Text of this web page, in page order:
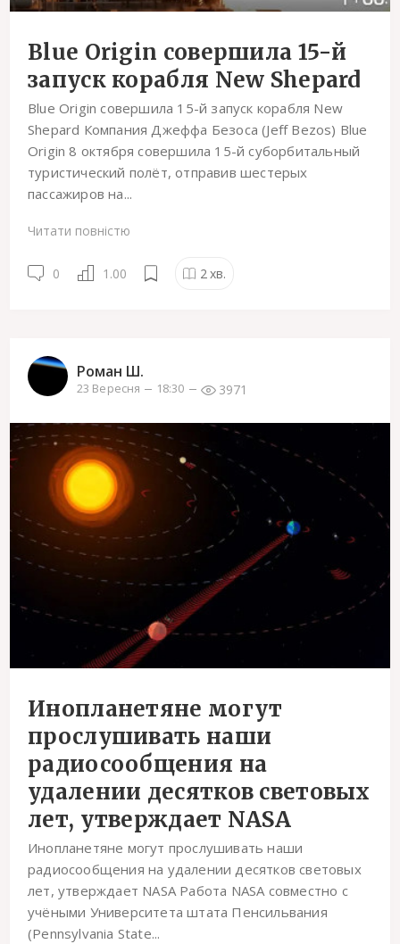
Blue Origin совершила 15-й
запуск корабля New Shepard
Blue Origin совершила 15-й запуск корабля New
Shepard Компания Джеффа Безоса (Jeff Bezos) Blue
Origin 8 октября совершила 15-й суборбитальный
туристический полёт, отправив шестерых
пассажиров на...
Читати повністю
0 1.00 2хв.
Роман Ш.
23 Вересня 18:30 3971
Инопланетяне могут
прослушивать наши
радиосообщения на
удалении десятков световых
лет, утверждает NASA
Инопланетяне могут прослушивать наши
радиосообщения на удалении десятков световых
лет, утверждает NASA Работа NASA совместно с
учёными Университета штата Пенсильвания
(Pennsylvania State...